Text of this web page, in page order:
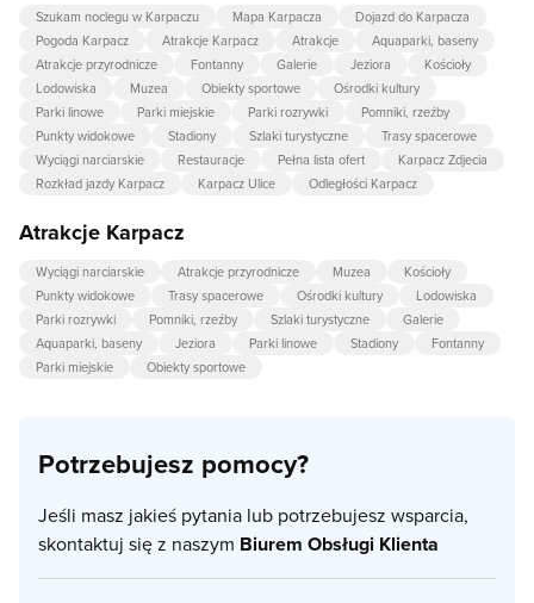
Szukam noclegu w Karpaczu Mapa Karpacza
Dojazd do Karpacza
Pogoda Karpacz
Atrakcje Karpacz Atrakcje
Aquaparki, baseny
Atrakcje przyrodnicze
Fontanny Galerie Jeziora
Kościoły
Lodowiska
Muzea Obiekty sportowe
Ośrodki kultury
Parki linowe
Parki miejskie Parki rozrywki
Pomniki, rzeźby
Punkty widokowe
Stadiony Szlaki turystyczne
Trasy spacerowe
Wyciągi narciarskie
Restauracje Pełna lista ofert
Karpacz Zdjecia
Rozkład jazdy Karpacz
Karpacz Ulice Odległości Karpacz
Atrakcje Karpacz
Wyciągi narciarskie Atrakcje przyrodnicze Muzea
Kościoły
Punkty widokowe
Trasy spacerowe Ośrodki kultury
Lodowiska
Parki rozrywki
Pomniki, rzeźby Szlaki turystyczne
Galerie
Aquaparki, baseny
Jeziora Parki linowe Stadiony
Fontanny
Parki miejskie
Obiekty sportowe
Potrzebujesz pomocy?
Jeśli masz jakieś pytania lub potrzebujesz wsparcia,
skontaktuj się z naszym Biurem Obsługi Klienta